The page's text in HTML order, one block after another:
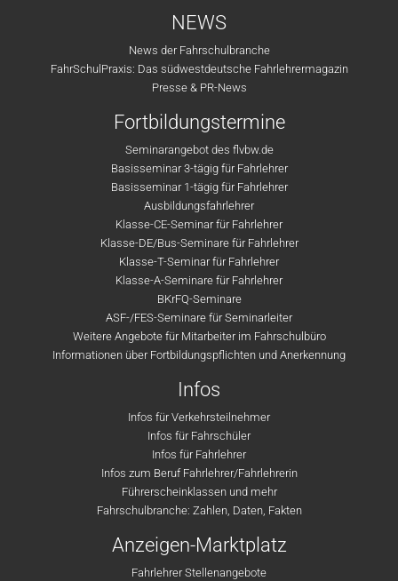
NEWS
News der Fahrschulbranche
FahrSchulPraxis: Das südwestdeutsche Fahrlehrermagazin
Presse & PR-News
Fortbildungstermine
Seminarangebot des flvbw.de
Basisseminar 3-tägig für Fahrlehrer
Basisseminar 1-tägig für Fahrlehrer
Ausbildungsfahrlehrer
Klasse-CE-Seminar für Fahrlehrer
Klasse-DE/Bus-Seminare für Fahrlehrer
Klasse-T-Seminar für Fahrlehrer
Klasse-A-Seminare für Fahrlehrer
BKrFQ-Seminare
ASF-/FES-Seminare für Seminarleiter
Weitere Angebote für Mitarbeiter im Fahrschulbüro
Informationen über Fortbildungspflichten und Anerkennung
Infos
Infos für Verkehrsteilnehmer
Infos für Fahrschüler
Infos für Fahrlehrer
Infos zum Beruf Fahrlehrer/Fahrlehrerin
Führerscheinklassen und mehr
Fahrschulbranche: Zahlen, Daten, Fakten
Anzeigen-Marktplatz
Fahrlehrer Stellenangebote